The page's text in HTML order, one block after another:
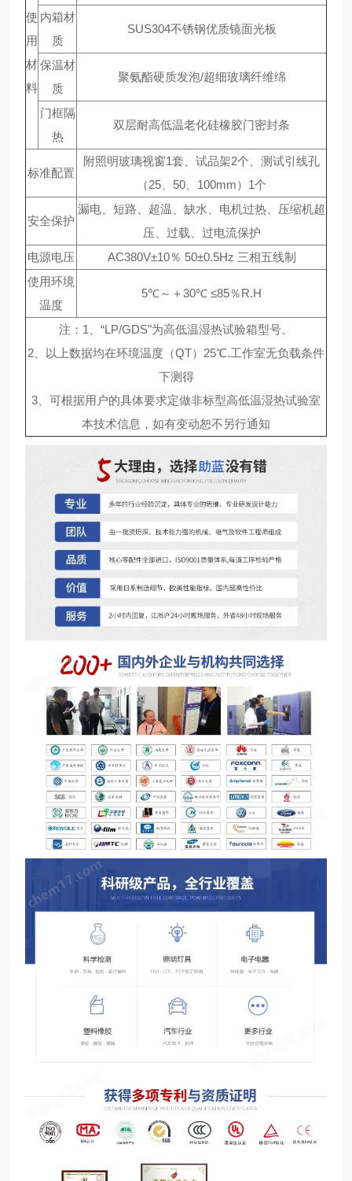
使
用
材
料
内箱材
质
SUS304不锈钢优质镜面光板
保温材
质
聚氨酯硬质发泡/超细玻璃纤维绵
门框隔
热
双层耐高低温老化硅橡胶门密封条
标准配置
附照明玻璃视窗1套、试品架2个、测试引线孔
（25、50、100mm）1个
安全保护
漏电、短路、超温、缺水、电机过热、压缩机超
压、过载、过电流保护
电源电压
AC380V±10％ 50±0.5Hz 三相五线制
使用环境
温度
5℃～＋30℃ ≤85％R.H
注：1、“LP/GDS"为高低温湿热试验箱型号。
2、以上数据均在环境温度（QT）25℃.工作室无负载条件
下测得
3、可根据用户的具体要求定做非标型高低温湿热试验室
本技术信息，如有变动恕不另行通知